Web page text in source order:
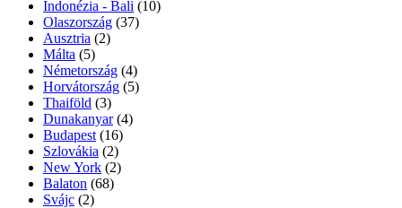
Indonézia - Bali (10)
Olaszország (37)
Ausztria (2)
Málta (5)
Németország (4)
Horvátország (5)
Thaiföld (3)
Dunakanyar (4)
Budapest (16)
Szlovákia (2)
New York (2)
Balaton (68)
Svájc (2)